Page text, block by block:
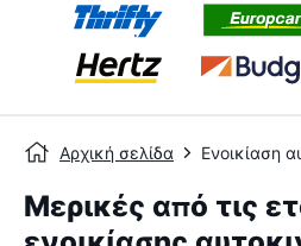
Αρχική σελίδα Ενοικίαση
Μερικές από τις